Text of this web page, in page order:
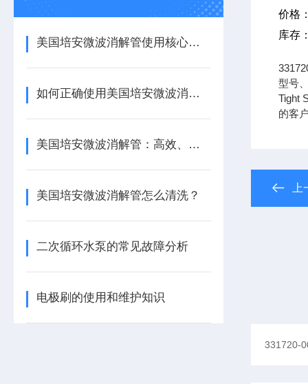
美国培安微波消解管使用核心注意事项
如何正确使用美国培安微波消解管进行样品消解？
美国培安微波消解管：高效、安全且环保的样品前处理解决方案
美国培安微波消解管怎么清洗？
二次循环水泵的常见故障分析
电极刷的使用和维护知识
价格
库存
型号
Tight
的客